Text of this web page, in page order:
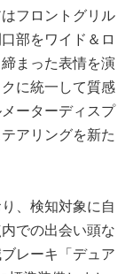
フロントグリル
部をワイド＆ロ
まった表情を演
に統一して質感
ーターディスプ
アリングを新た
、検知対象に自
での出会い頭な
レーキ「デュア